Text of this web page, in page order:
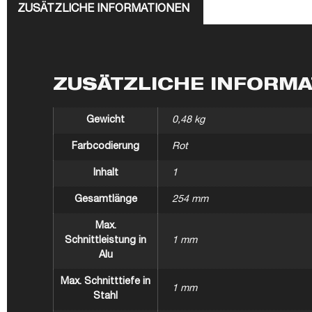
ZUSÄTZLICHE INFORMATIONEN
ZUSÄTZLICHE
Gewicht 0,48 kg
Farbcodierung Rot
Inhalt 1
Gesamtlänge 254 mm
Max.
Schnittleistung in
Alu
1 mm
Max. Schnitttiefe in
Stahl
1 mm